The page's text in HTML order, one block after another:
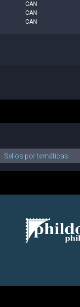
CAN
CAN
CAN
Sellos por temáticas